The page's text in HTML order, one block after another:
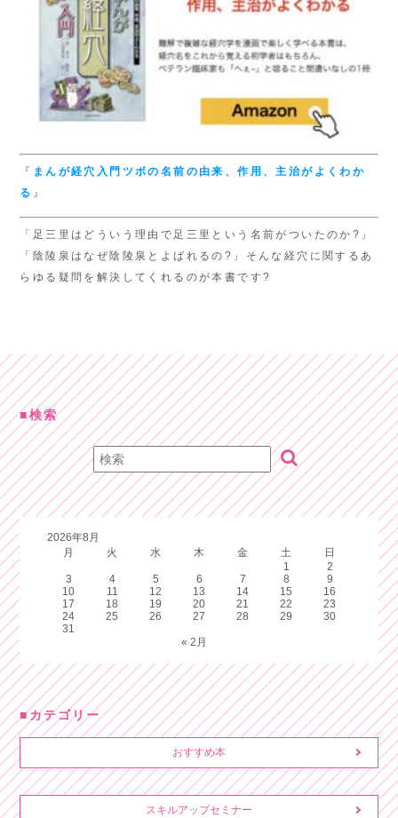
『 まんが経穴入門 ツボの名前の由来、作用、主治がよくわか
る 』
「足三里はどういう理由で足三里という名前がついたのか?」
「陰陵泉はなぜ陰陵泉とよばれるの?」そんな経穴に関するあ
らゆる疑問を解決してくれるのが本書です?
検索
2026年8月
月
火 水 木 金 土
日
1
2
3
4 5 6 7 8
9
10
11 12 13 14 15
16
17
18 19 20 21 22
23
24
25 26 27 28 29
30
31
« 2月
カテゴリー
おすすめ本
スキルアップセミナー